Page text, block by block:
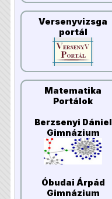
Versenyvizsga
portál
Matematika
Portálok
Berzsenyi Dániel
Gimnázium
Óbudai Árpád
Gimnázium